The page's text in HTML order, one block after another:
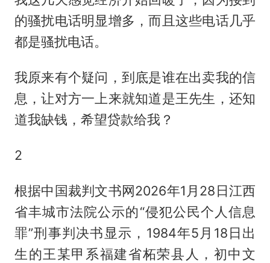
的骚扰电话明显增多，而且这些电话几乎
都是骚扰电话。
我原来有个疑问，到底是谁在出卖我的信
息，让对方一上来就知道是王先生，还知
道我缺钱，希望贷款给我？
2
根据中国裁判文书网2026年1月28日江西
省丰城市法院公示的“侵犯公民个人信息
罪”刑事判决书显示，1984年5月18日出
生的王某甲系福建省柘荣县人，初中文